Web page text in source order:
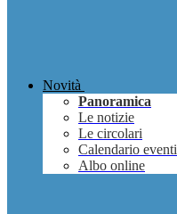
Novità
Panoramica
Le notizie
Le circolari
Calendario eventi
Albo online